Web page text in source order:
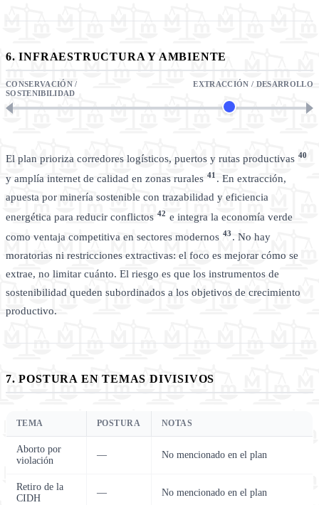
6. INFRAESTRUCTURA Y AMBIENTE
CONSERVACIÓN /
SOSTENIBILIDAD
EXTRACCIÓN / DESARROLLO
El plan prioriza corredores logísticos, puertos y rutas productivas 40
y amplía internet de calidad en zonas rurales 41 . En extracción,
apuesta por minería sostenible con trazabilidad y eficiencia
energética para reducir conflictos 42 e integra la economía verde
como ventaja competitiva en sectores modernos 43. No hay
moratorias ni restricciones extractivas: el foco es mejorar cómo se
extrae, no limitar cuánto. El riesgo es que los instrumentos de
sostenibilidad queden subordinados a los objetivos de crecimiento
productivo.
7. POSTURA EN TEMAS DIVISIVOS
TEMA POSTURA NOTAS
Aborto por
violación
— No mencionado en el plan
Retiro de la
CIDH
— No mencionado en el plan